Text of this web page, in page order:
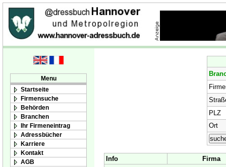
Menu
Startseite
Firmensuche
Behörden
Branchen
Ihr Firmeneintrag
Adressbücher
Karriere
Kontakt
AGB
PLZ
Ort
Info Firma